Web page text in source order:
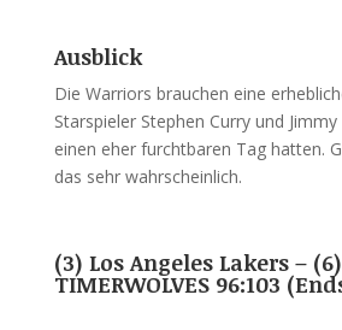
Ausblick
Die Warriors brauchen eine
Starspieler Stephen Curry und
einen eher furchtbaren Tag hatten.
das sehr wahrscheinlich.
(3) Los Angeles Lakers –
TIMERWOLVES 96:103